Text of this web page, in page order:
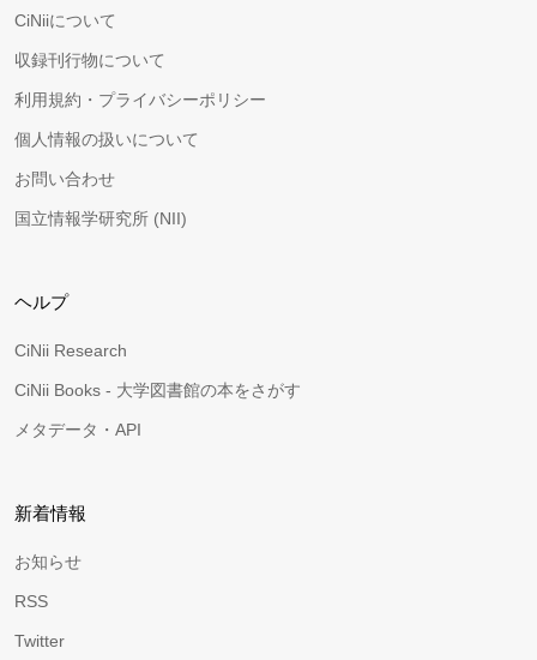
CiNiiについて
収録刊行物について
利用規約・プライバシーポリシー
個人情報の扱いについて
お問い合わせ
国立情報学研究所 (NII)
ヘルプ
CiNii Research
CiNii Books - 大学図書館の本をさがす
メタデータ・API
新着情報
お知らせ
RSS
Twitter